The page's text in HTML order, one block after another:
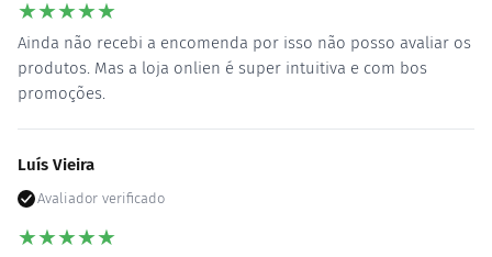
★★★★★
Ainda não recebi a encomenda por isso não posso avaliar os
produtos. Mas a loja onlien é super intuitiva e com bos
promoções.
Luís Vieira
Avaliador verificado
★★★★★